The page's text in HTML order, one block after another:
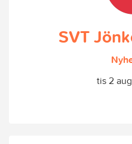
SVT
tis 2